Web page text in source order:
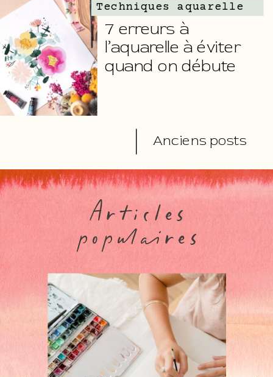
7 erreurs à
l’aquarelle à éviter
quand on débute
Techniques aquarelle
Anciens posts
Articles
populaires